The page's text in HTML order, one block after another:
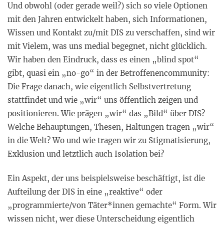
Und obwohl (oder gerade weil?) sich so viele Optionen
mit den Jahren entwickelt haben, sich Informationen,
Wissen und Kontakt zu/mit DIS zu verschaffen, sind wir
mit Vielem, was uns medial begegnet, nicht glücklich.
Wir haben den Eindruck, dass es einen „blind spot“
gibt, quasi ein „no-go“ in der Betroffenencommunity:
Die Frage danach, wie eigentlich Selbstvertretung
stattfindet und wie „wir“ uns öffentlich zeigen und
positionieren. Wie prägen „wir“ das „Bild“ über DIS?
Welche Behauptungen, Thesen, Haltungen tragen „wir“
in die Welt? Wo und wie tragen wir zu Stigmatisierung,
Exklusion und letztlich auch Isolation bei?
Ein Aspekt, der uns beispielsweise beschäftigt, ist die
Aufteilung der DIS in eine „reaktive“ oder
„programmierte/von Täter*innen gemachte“ Form. Wir
wissen nicht, wer diese Unterscheidung eigentlich